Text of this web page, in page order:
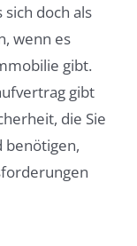
doch als
wenn es
gibt.
gibt
die Sie
benötigen,